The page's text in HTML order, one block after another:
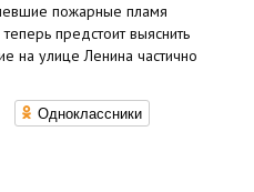
пожарные пламя
предстоит выяснить
на улице Ленина частично
Одноклассники